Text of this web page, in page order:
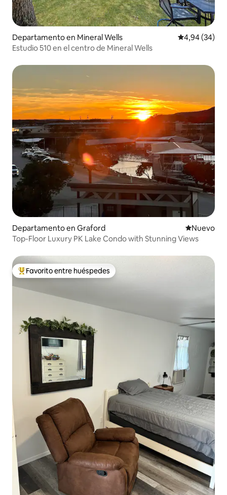
Departamento en Mineral Wells Calificación
4,94 (34)
Estudio 510 en el centro de Mineral Wells
Departamento en Graford Lugar
Nuevo
Top-Floor Luxury PK Lake Condo with Stunning Views
Favorito entre los huéspedes más destacados
Favorito entre huéspedes